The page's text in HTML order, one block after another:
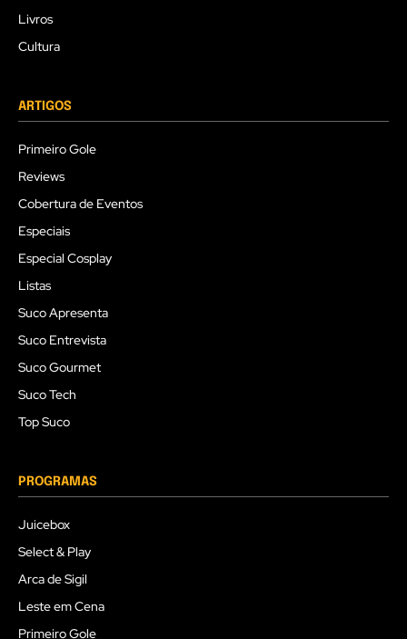
Livros
Cultura
ARTIGOS
Primeiro Gole
Reviews
Cobertura de Eventos
Especiais
Especial Cosplay
Listas
Suco Apresenta
Suco Entrevista
Suco Gourmet
Suco Tech
Top Suco
PROGRAMAS
Juicebox
Select & Play
Arca de Sigil
Leste em Cena
Primeiro Gole